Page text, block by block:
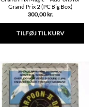
Grand Prix 2 (PC Big Box)
300,00 kr.
TILFØJ TIL KURV